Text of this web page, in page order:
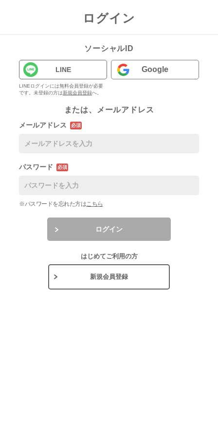
ログイン
ソーシャルID
LINE
LINEログインには無料会員登録が必要
です。未登録の方は新規会員登録へ。
Google
または、メールアドレス
メールアドレス 必須
パスワード 必須
※パスワードを忘れた方はこちら
ログイン
はじめてご利用の方
新規会員登録